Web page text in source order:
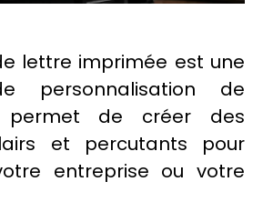
lettre imprimée est une
personnalisation de
de créer des
et percutants pour
entreprise ou votre